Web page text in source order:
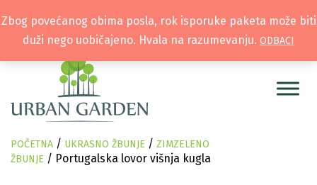
POČETNA / UKRASNO ŽBUNJE / ZIMZELENO
ŽBUNJE / Portugalska lovor višnja kugla
Zbog povećanog obima posla, rok isporuke paketa može biti
duži nego uobičajeno. Hvala na razumevanju. ODBACI